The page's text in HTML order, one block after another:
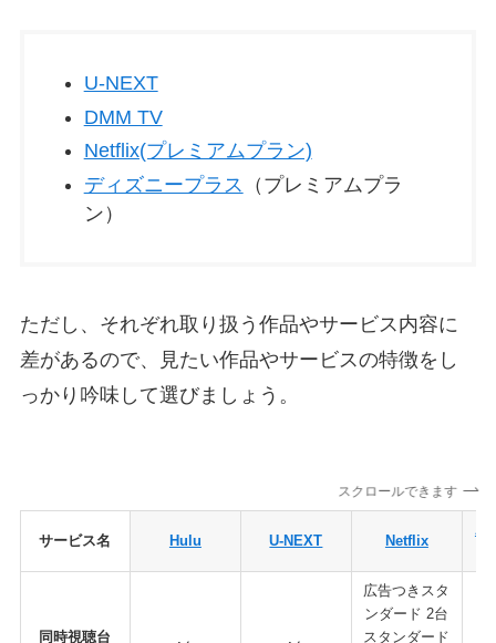
U-NEXT
DMM TV
Netflix(プレミアムプラン)
ディズニープラス
（プレミアムプラ
ン）
ただし、それぞれ取り扱う作品やサービス内容に
差があるので、見たい作品やサービスの特徴をし
っかり吟味して選びましょう。
スクロールできます
サービス名 Hulu U-NEXT Netflix
同時視聴台
広告つきスタ
ンダード 2台
スタンダード